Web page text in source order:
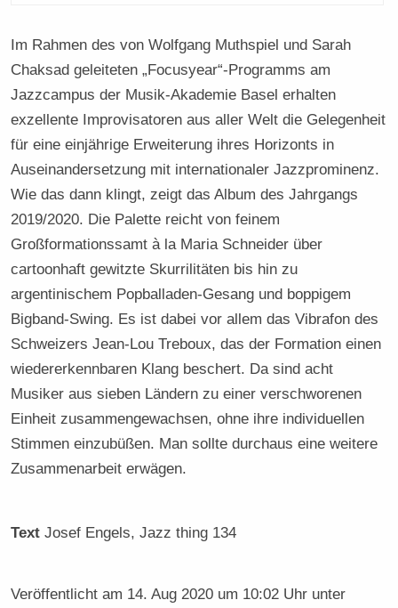
Im Rahmen des von Wolfgang Muthspiel und Sarah
Chaksad geleiteten „Focusyear“-Programms am
Jazzcampus der Musik-Akademie Basel erhalten
exzellente Improvisatoren aus aller Welt die Gelegenheit
für eine einjährige Erweiterung ihres Horizonts in
Auseinandersetzung mit internationaler Jazzprominenz.
Wie das dann klingt, zeigt das Album des Jahrgangs
2019/2020. Die Palette reicht von feinem
Großformationssamt à la Maria Schneider über
cartoonhaft gewitzte Skurrilitäten bis hin zu
argentinischem Popballaden-Gesang und boppigem
Bigband-Swing. Es ist dabei vor allem das Vibrafon des
Schweizers Jean-Lou Treboux, das der Formation einen
wiedererkennbaren Klang beschert. Da sind acht
Musiker aus sieben Ländern zu einer verschworenen
Einheit zusammengewachsen, ohne ihre individuellen
Stimmen einzubüßen. Man sollte durchaus eine weitere
Zusammenarbeit erwägen.
Text Josef Engels, Jazz thing 134
Veröffentlicht am 14. Aug 2020 um 10:02 Uhr unter